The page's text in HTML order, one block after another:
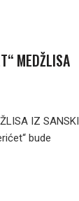
MEDŽLISA
IZ SANSKI
bude